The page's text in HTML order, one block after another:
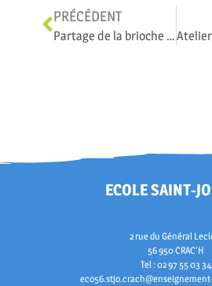
PRÉCÉDENT
Partage de la brioche des rois
ECOLE SAINT-
2 rue du Général
56 950 CRAC'H
Tel : 02 97 55 03 34